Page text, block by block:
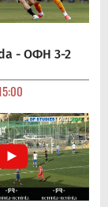
- ΟΦΗ 3-2